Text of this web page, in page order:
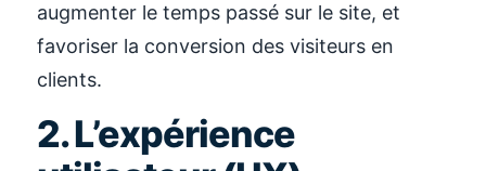
augmenter le temps passé sur le site, et
favoriser la conversion des visiteurs en
clients.
2. L’expérience